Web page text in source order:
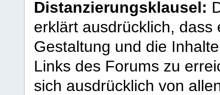
Distanzierungsklausel:
erklärt ausdrücklich,
Gestaltung und die
Links des Forums zu
sich ausdrücklich von